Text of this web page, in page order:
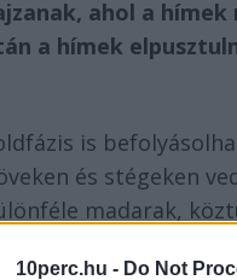
10perc.hu - Do Not
ahol a
a hímek
is
és stégeken
madarak,